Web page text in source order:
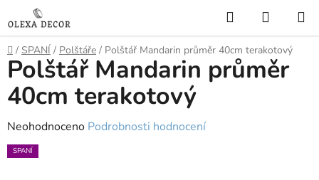
na
obsah
Hledat
KOŠÍK
Domů
/ SPANÍ / Polštáře / Polštář Mandarin průměr 40cm terakotový
Polštář Mandarin průměr
40cm terakotový
Průměrné
hodnocení
Neohodnoceno Podrobnosti hodnocení
SPANÍ